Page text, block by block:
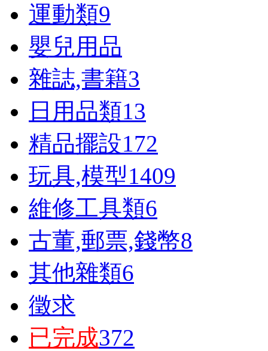
運動類9
嬰兒用品
雜誌,書籍3
日用品類13
精品擺設172
玩具,模型1409
維修工具類6
古董,郵票,錢幣8
其他雜類6
徵求
已完成372